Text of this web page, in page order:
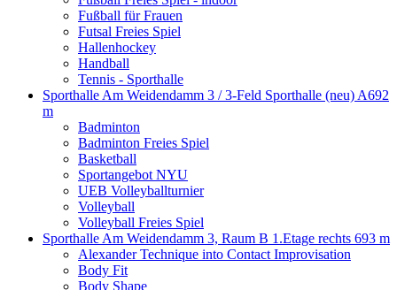
Fußball für Frauen
Futsal Freies Spiel
Hallenhockey
Handball
Tennis - Sporthalle
Sporthalle Am Weidendamm 3 / 3-Feld Sporthalle (neu) A692
m
Badminton
Badminton Freies Spiel
Basketball
Sportangebot NYU
UEB Volleyballturnier
Volleyball
Volleyball Freies Spiel
Sporthalle Am Weidendamm 3, Raum B 1.Etage rechts 693 m
Alexander Technique into Contact Improvisation
Body Fit
Body Shape